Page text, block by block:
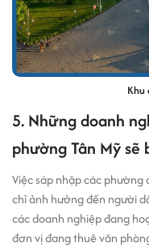
Khu
5. Những doanh
phường Tân Mỹ
Việc sáp nhập các
chỉ ảnh hưởng đến người
các doanh nghiệp đang
đơn vị đang thuê văn